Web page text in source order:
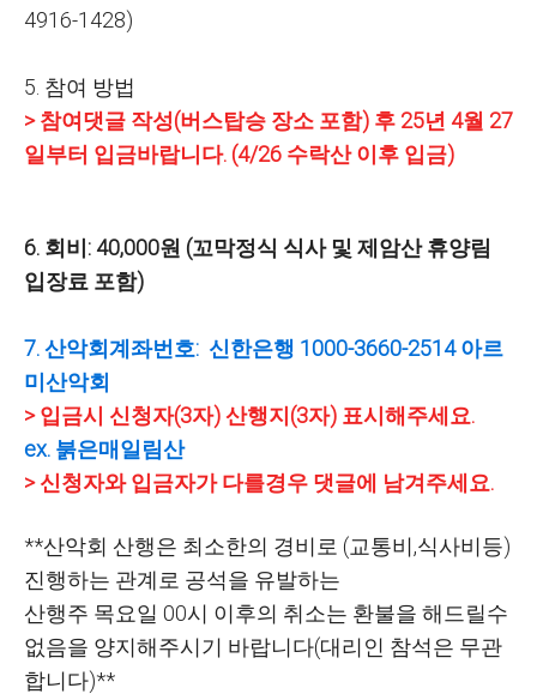
4916-1428)
5. 참여 방법
> 참여댓글 작성(버스탑승 장소 포함) 후 25년 4월 27
일부터 입금바랍니다. (4/26 수락산 이후 입금)
6. 회비: 40,000원 (꼬막정식 식사 및 제암산 휴양림
입장료 포함)
7. 산악회계좌번호: 신한은행 1000-3660-2514 아르
미산악회
> 입금시 신청자(3자) 산행지(3자) 표시해주세요.
ex. 붉은매일림산
> 신청자와 입금자가 다를경우 댓글에 남겨주세요.
**산악회 산행은 최소한의 경비로 (교통비,식사비등)
진행하는 관계로 공석을 유발하는
산행주 목요일 00시 이후의 취소는 환불을 해드릴수
없음을 양지해주시기 바랍니다(대리인 참석은 무관
합니다)**